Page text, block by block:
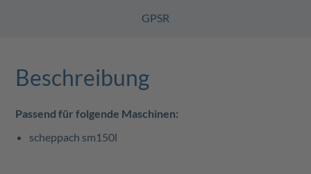
GPSR
Beschreibung
Passend für folgende Maschinen:
scheppach sm150l